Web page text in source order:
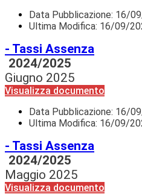
Data Pubblicazione: 16/
Ultima Modifica: 16/09/
- Tassi Assenza
2024/2025
Giugno 2025
Visualizza documento
Data Pubblicazione: 16/
Ultima Modifica: 16/09/
- Tassi Assenza
2024/2025
Maggio 2025
Visualizza documento